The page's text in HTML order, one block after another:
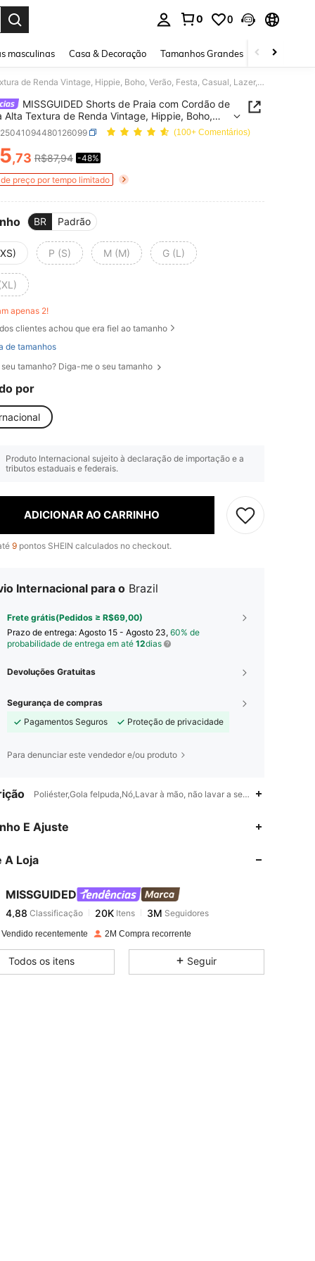
0 0
masculinas Casa & Decoração Tamanhos Grandes Joias e
MISSGUIDED Shorts de Praia com Cordão de Cintura Alta Textura de Renda Vintage, Hippie, Boho, Verão, Festa, Casual, Lazer, Férias, Resort
MISSGUIDED Shorts de Praia com Cordão de
Alta Textura de Renda Vintage, Hippie, Boho,
Casual, Lazer, Férias, Resort
(100+ Comentários)
AND AVAILABILITY
,73 R$87,94 -48%
preço por tempo limitado
BR Padrão
P (S) M (M) G (L)
apenas 2!
dos clientes achou que era fiel ao tamanho
de tamanhos
tamanho? Diga-me o seu tamanho
por
Produto Internacional sujeito à declaração de importação e a
tributos estaduais e federais.
ADICIONAR AO CARRINHO
9 pontos SHEIN calculados no checkout.
Internacional para o Brazil
Frete grátis(Pedidos ≥ R$69,00)
Prazo de entrega: Agosto 15 - Agosto 23, 60% de
probabilidade de entrega em até 12dias
Devoluções Gratuitas
Segurança de compras
Pagamentos Seguros
Proteção de privacidade
Para denunciar este vendedor e/ou produto
Poliéster,Gola felpuda,Nó,Lavar à mão, não lavar a seco
E Ajuste
A Loja
MISSGUIDED
4,88
4,88 Classificação 20KItens 3MSeguidores
A***apago 1 dia atrás
recentemente 2M Compra recorrente
Todos os itens Seguir